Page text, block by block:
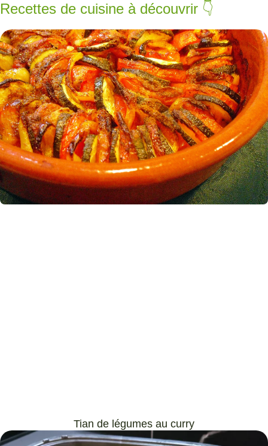
Recettes de cuisine à découvrir 👇
Tian de légumes au curry